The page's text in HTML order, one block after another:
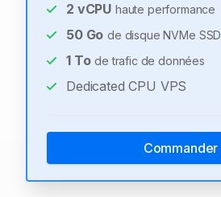
2 vCPU haute performance
50Go de disque NVMe SSD
1To de trafic de données
Dedicated CPU VPS
Commander